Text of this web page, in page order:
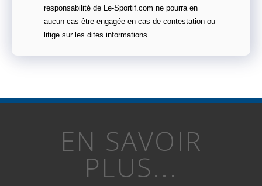
responsabilité de Le-Sportif.com ne pourra en
aucun cas être engagée en cas de contestation ou
litige sur les dites informations.
EN SAVOIR
PLUS...